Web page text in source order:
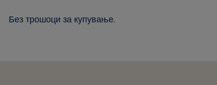
Без трошоци за купување.